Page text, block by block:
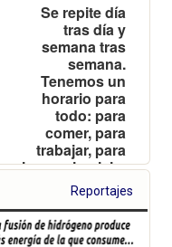
Se repite día
tras día y
semana tras
semana.
Tenemos un
horario para
todo: para
comer, para
trabajar, para
hacer ejercicio,
para
actividades de
ocio, para
dormir…
Reportajes